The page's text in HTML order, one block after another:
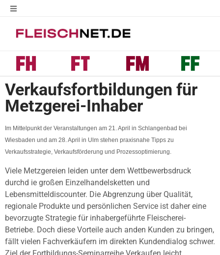
Verkaufsfortbildungen für
Metzgerei-Inhaber
Im Mittelpunkt der Veranstaltungen am 21. April in Schlangenbad bei
Wiesbaden und am 28. April in Ulm stehen praxisnahe Tipps zu
Verkaufsstrategie, Verkaufsförderung und Prozessoptimierung.
Viele Metzgereien leiden unter dem Wettbewerbsdruck
durchd ie großen Einzelhandelsketten und
Lebensmitteldiscounter. Die Abgrenzung über Qualität,
regionale Produkte und persönlichen Service ist daher eine
bevorzugte Strategie für inhabergeführte Fleischerei-
Betriebe. Doch diese Vorteile auch anden Kunden zu bringen,
fällt vielen Fachverkäufern im direkten Kundendialog schwer.